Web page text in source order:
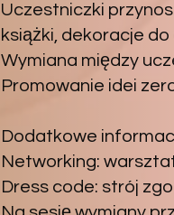
Uczestniczki
książki, dekoracje do
Wymiana między
Promowanie idei
Dodatkowe
Networking:
Dress code: strój